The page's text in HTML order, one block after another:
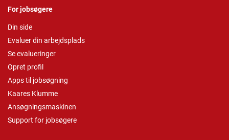
For jobsøgere
Din side
Evaluer din arbejdsplads
Se evalueringer
Opret profil
Apps til jobsøgning
Kaares Klumme
Ansøgningsmaskinen
Support for jobsøgere